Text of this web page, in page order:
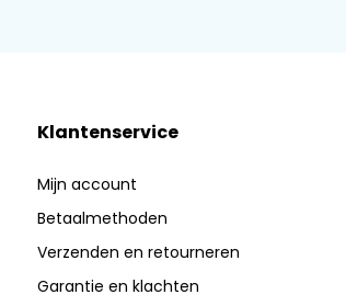
Klantenservice
Mijn account
Betaalmethoden
Verzenden en retourneren
Garantie en klachten